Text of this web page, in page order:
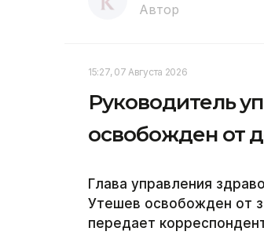
Автор
15:27, 07 Августа 2026
Руководитель
освобожден от
Глава управления
Утешев освобожден от
передает